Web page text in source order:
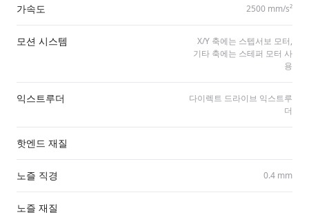
가속도 2500 mm/​s²
모션 시스템
X/​Y 축에는 스텝서보 모터,
기타 축에는 스테퍼 모터 사
용
익스트루더
다이렉트 드라이브 익스트루
더
핫엔드 재질
노즐 직경 0.4 mm
노즐 재질